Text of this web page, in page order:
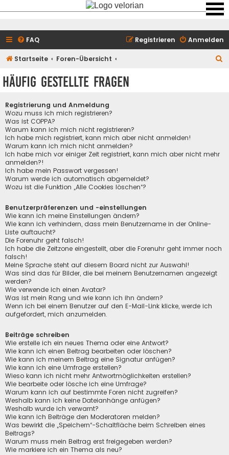
FAQ Anmelden
Registrieren
Startseite Foren-Übersicht
Häufig gestellte Fragen
Registrierung und Anmeldung
Wozu muss ich mich registrieren?
Was ist COPPA?
Warum kann ich mich nicht registrieren?
Ich habe mich registriert, kann mich aber nicht anmelden!
Warum kann ich mich nicht anmelden?
Ich habe mich vor einiger Zeit registriert, kann mich aber nicht mehr
anmelden?!
Ich habe mein Passwort vergessen!
Warum werde ich automatisch abgemeldet?
Wozu ist die Funktion „Alle Cookies löschen“?
Benutzerpräferenzen und -einstellungen
Wie kann ich meine Einstellungen ändern?
Wie kann ich verhindern, dass mein Benutzername in der Online-
Liste auftaucht?
Die Forenuhr geht falsch!
Ich habe die Zeitzone eingestellt, aber die Forenuhr geht immer noch
falsch!
Meine Sprache steht auf diesem Board nicht zur Auswahl!
Was sind das für Bilder, die bei meinem Benutzernamen angezeigt
werden?
Wie verwende ich einen Avatar?
Was ist mein Rang und wie kann ich ihn ändern?
Wenn ich bei einem Benutzer auf den E-Mail-Link klicke, werde ich
aufgefordert, mich anzumelden.
Beiträge schreiben
Wie erstelle ich ein neues Thema oder eine Antwort?
Wie kann ich einen Beitrag bearbeiten oder löschen?
Wie kann ich meinem Beitrag eine Signatur anfügen?
Wie kann ich eine Umfrage erstellen?
Wieso kann ich nicht mehr Antwortmöglichkeiten erstellen?
Wie bearbeite oder lösche ich eine Umfrage?
Warum kann ich auf bestimmte Foren nicht zugreifen?
Weshalb kann ich keine Dateianhänge anfügen?
Weshalb wurde ich verwarnt?
Wie kann ich Beiträge den Moderatoren melden?
Was bewirkt die „Speichern“-Schaltfläche beim Schreiben eines
Beitrags?
Warum muss mein Beitrag erst freigegeben werden?
Wie markiere ich ein Thema als neu?